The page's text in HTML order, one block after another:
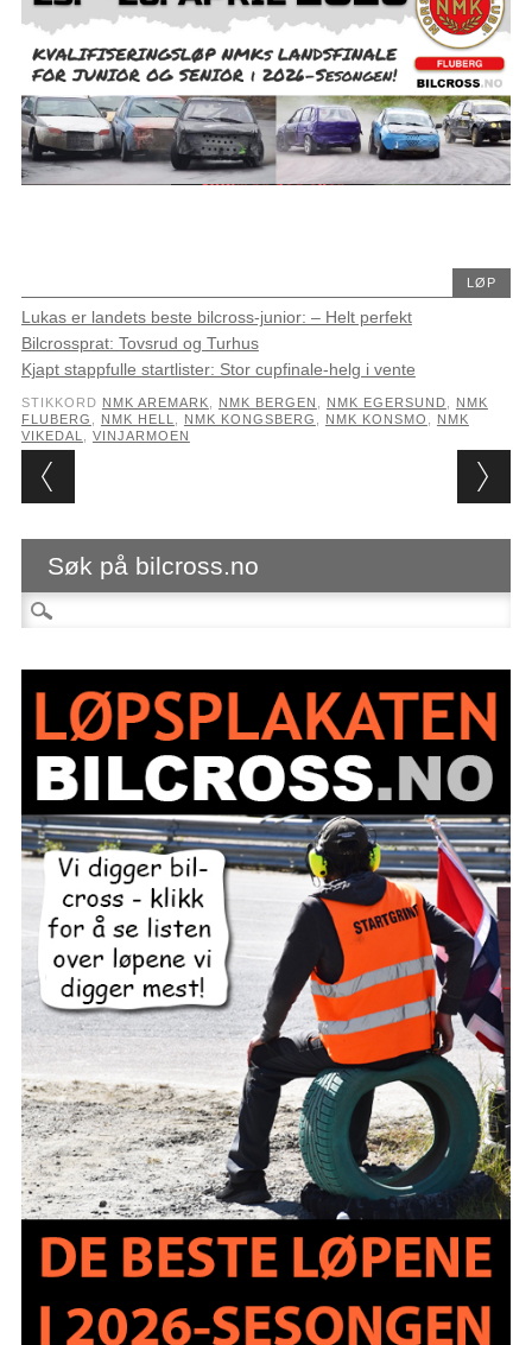
LØP
Lukas er landets beste bilcross-junior: – Helt perfekt
Bilcrossprat: Tovsrud og Turhus
Kjapt stappfulle startlister: Stor cupfinale-helg i vente
STIKKORD NMK AREMARK NMK BERGEN NMK EGERSUND
NMK
FLUBERG
NMK HELL NMK KONGSBERG NMK KONSMO
NMK
VIKEDAL
VINJARMOEN
Post navigation
Søk på bilcross.no
Søk etter: